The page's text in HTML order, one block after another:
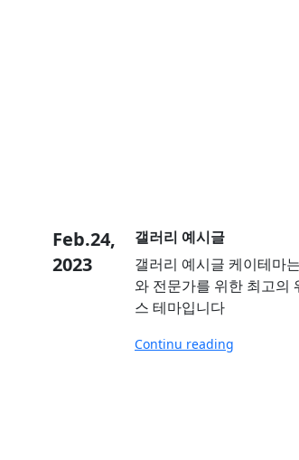
Feb.24,
2023
갤러리 예시글
갤러리 예시글 케이테마
와 전문가를 위한 최고의
스 테마입니다
Continu reading